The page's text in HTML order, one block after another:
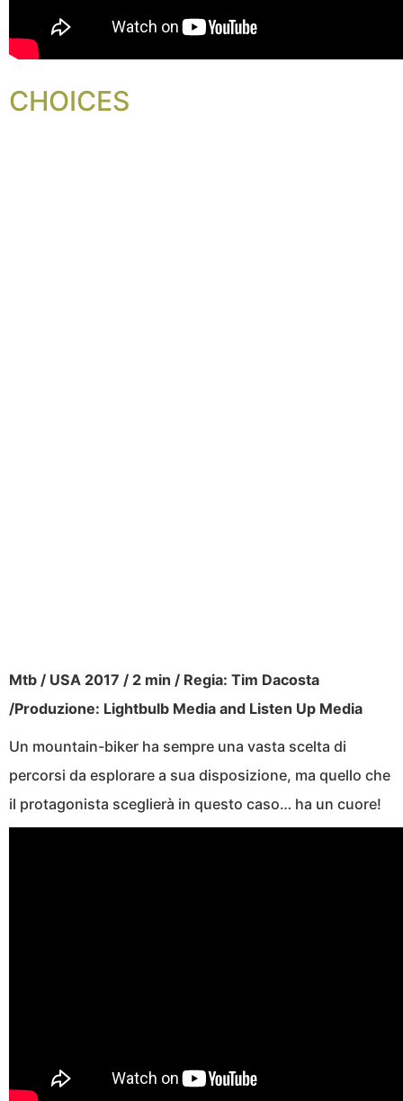
CHOICES
Mtb / USA 2017 / 2 min / Regia: Tim Dacosta
/Produzione: Lightbulb Media and Listen Up Media
Un mountain-biker ha sempre una vasta scelta di
percorsi da esplorare a sua disposizione, ma quello che
il protagonista sceglierà in questo caso… ha un cuore!